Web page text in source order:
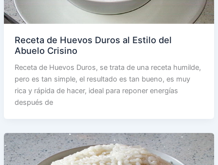
Receta de Huevos Duros al Estilo del
Abuelo Crisino
Receta de Huevos Duros, se trata de una receta humilde,
pero es tan simple, el resultado es tan bueno, es muy
rica y rápida de hacer, ideal para reponer energías
después de